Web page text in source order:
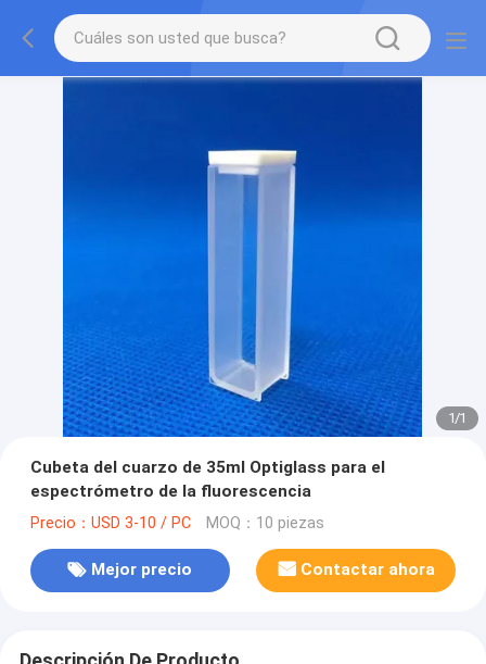
1/1
Cubeta del cuarzo de 35ml Optiglass para el
espectrómetro de la fluorescencia
Precio：USD 3-10 / PC MOQ：10 piezas
Mejor precio Contactar ahora